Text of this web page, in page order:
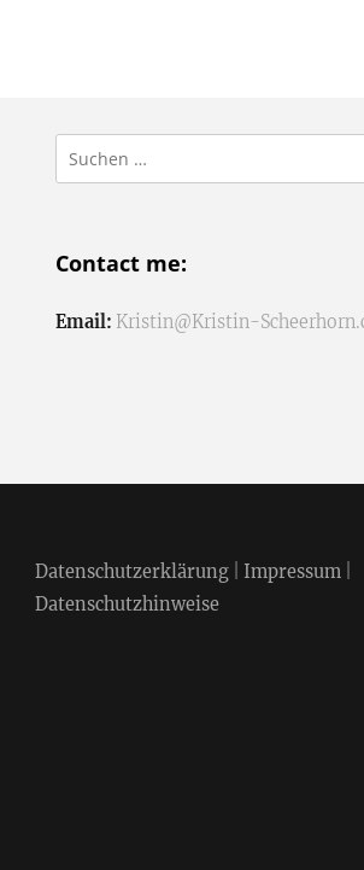
Suchen
nach:
Contact me:
Email: Kristin@Kristin-
Datenschutzerklärung| Impressum|
Datenschutzhinweise